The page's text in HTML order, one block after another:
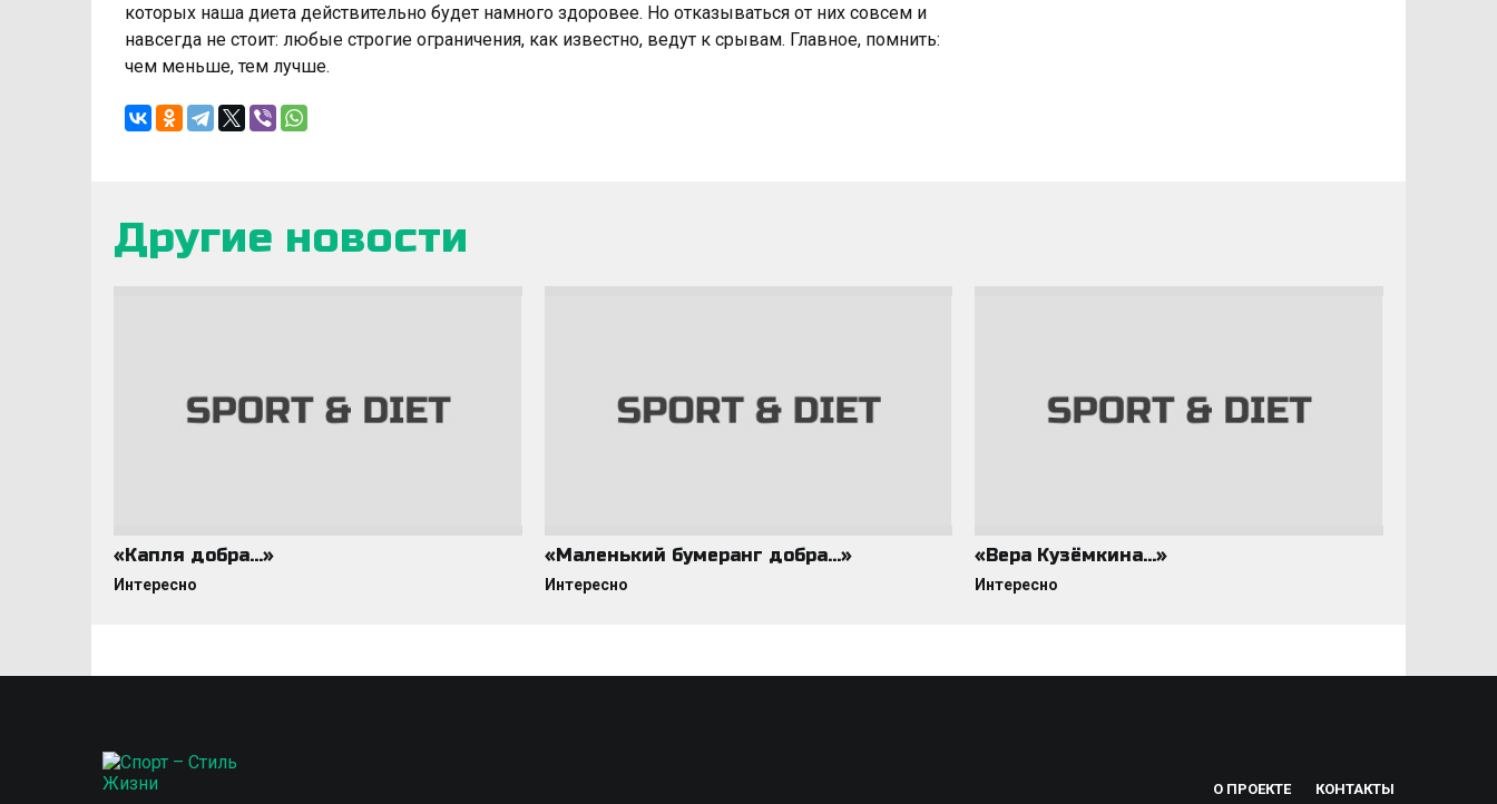
которых наша диета действительно будет намного здоровее. Но отказываться от них совсем и
навсегда не стоит: любые строгие ограничения, как известно, ведут к срывам. Главное, помнить:
чем меньше, тем лучше.
Другие новости
«Капля добра…»
Интересно
«Маленький бумеранг добра…»
Интересно
«Вера Кузёмкина…»
Интересно
О ПРОЕКТЕ КОНТАКТЫ